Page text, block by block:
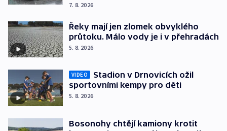
7. 8. 2026
Řeky mají jen zlomek obvyklého
průtoku. Málo vody je i v přehradách
5. 8. 2026
VIDEO
Stadion v Drnovicích ožil
sportovními kempy pro děti
5. 8. 2026
Bosonohy chtějí kamiony krotit